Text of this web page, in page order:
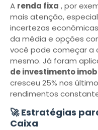
A renda fixa , por
mais atenção,
incertezas
da média e opções
você pode começar a
mesmo. Já foram
de investimento
cresceu 25% nos
rendimentos
🚀 Estratégias
Caixa